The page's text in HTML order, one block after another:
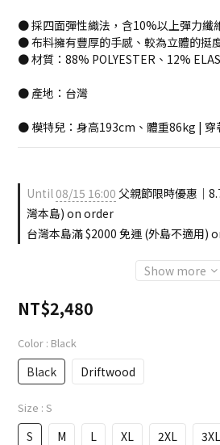
● 採四面彈性織法，含10%以上彈力纖
● 布料擁有豐厚的手感、較為立體的挺
● 材質：88% POLYESTER、12%
● 產地：台灣
● 模特兒：身高193cm、體重86kg | 穿
Until08/15 16:00 父親節限時優惠｜
灣本島) on order
台灣本島滿 $2000 免運 (外島不適用)
Show more
NT$2,480
Color : Black
Black Driftwood
Size : S
S M L XL 2XL 3XL